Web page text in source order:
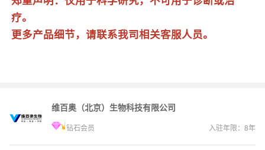
疗。
更多产品细节，请联系我司相关客服人员。
维百奥（北京）生物科技有限公司
钻石会员 入驻年限： 8年